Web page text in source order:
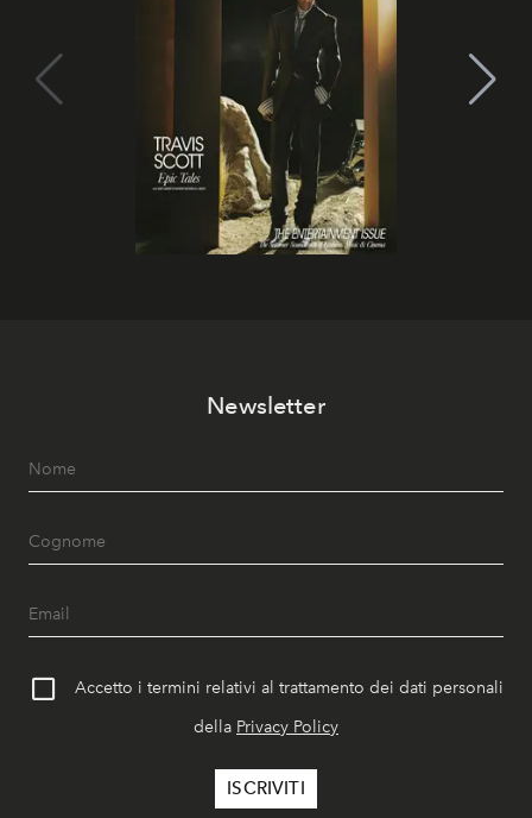
Newsletter
Accetto i termini relativi al trattamento dei dati personali
della Privacy Policy